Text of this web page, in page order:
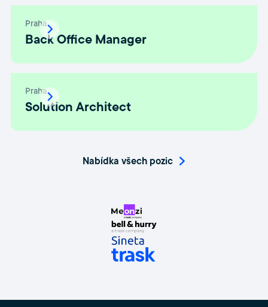
Praha
Back Office Manager
Praha
Solution Architect
Nabídka všech pozic